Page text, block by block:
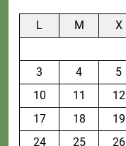
L M X
3
4 5
10
11 12
17
18 19
24
25 26